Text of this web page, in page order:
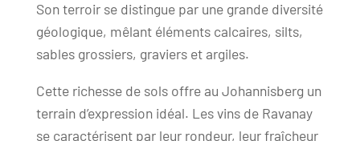
Son terroir se distingue par une grande diversité
géologique, mêlant éléments calcaires, silts,
sables grossiers, graviers et argiles.
Cette richesse de sols offre au Johannisberg un
terrain d’expression idéal. Les vins de Ravanay
se caractérisent par leur rondeur, leur fraîcheur